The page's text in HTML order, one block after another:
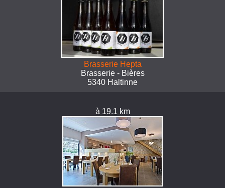
Brasserie Hepta
Brasserie - Bières
5340 Haltinne
à 19.1 km